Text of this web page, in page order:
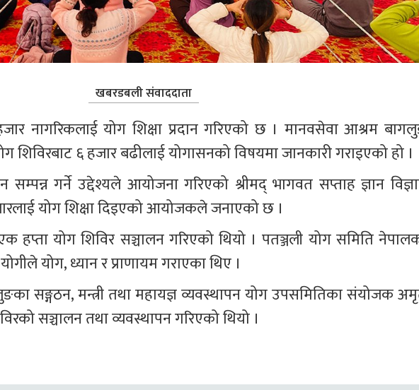
खबरडबली संवाददाता
नागरिकलाई योग शिक्षा प्रदान गरिएको छ । मानवसेवा आश्रम
६ हजार बढीलाई योगासनको विषयमा जानकारी गराइएको हो ।
सम्पन्न गर्ने उद्देश्यले आयोजना गरिएको श्रीमद् भागवत सप्ताह ज्ञान
योग शिक्षा दिइएको आयोजकले जनाएको छ ।
हप्ता योग शिविर सञ्चालन गरिएको थियो । पतञ्जली योग समिति
योग, ध्यान र प्राणायम गराएका थिए ।
सङ्गठन, मन्त्री तथा महायज्ञ व्यवस्थापन योग उपसमितिका संयोजक
सञ्चालन तथा व्यवस्थापन गरिएको थियो ।